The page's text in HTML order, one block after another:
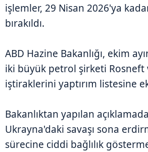
işlemler, 29 Nisan 2026'ya
bırakıldı.
ABD Hazine Bakanlığı, ekim
iki büyük petrol şirketi Rosneft
iştiraklerini yaptırım listesine
Bakanlıktan yapılan
Ukrayna'daki savaşı sona
sürecine ciddi bağlılık